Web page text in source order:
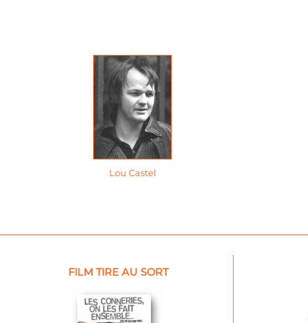
Lou Castel
FILM TIRE AU SORT